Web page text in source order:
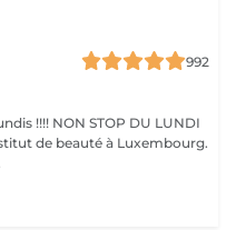
992
!!!! NON STOP DU LUNDI